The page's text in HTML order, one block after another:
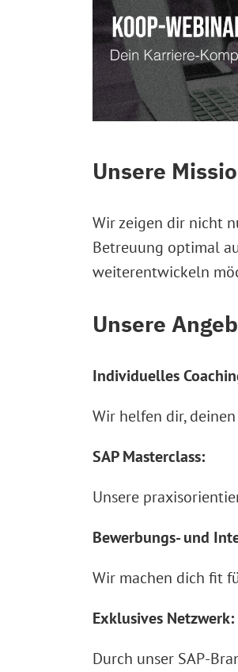
Unsere
Wir zeigen dir nicht
Betreuung optimal
weiterentwickeln
Unsere
Individuelles
Wir helfen dir,
SAP Masterclass:
Unsere
Bewerbungs- und
Wir machen dich fit
Exklusives Netzwerk:
Durch unser SAP-